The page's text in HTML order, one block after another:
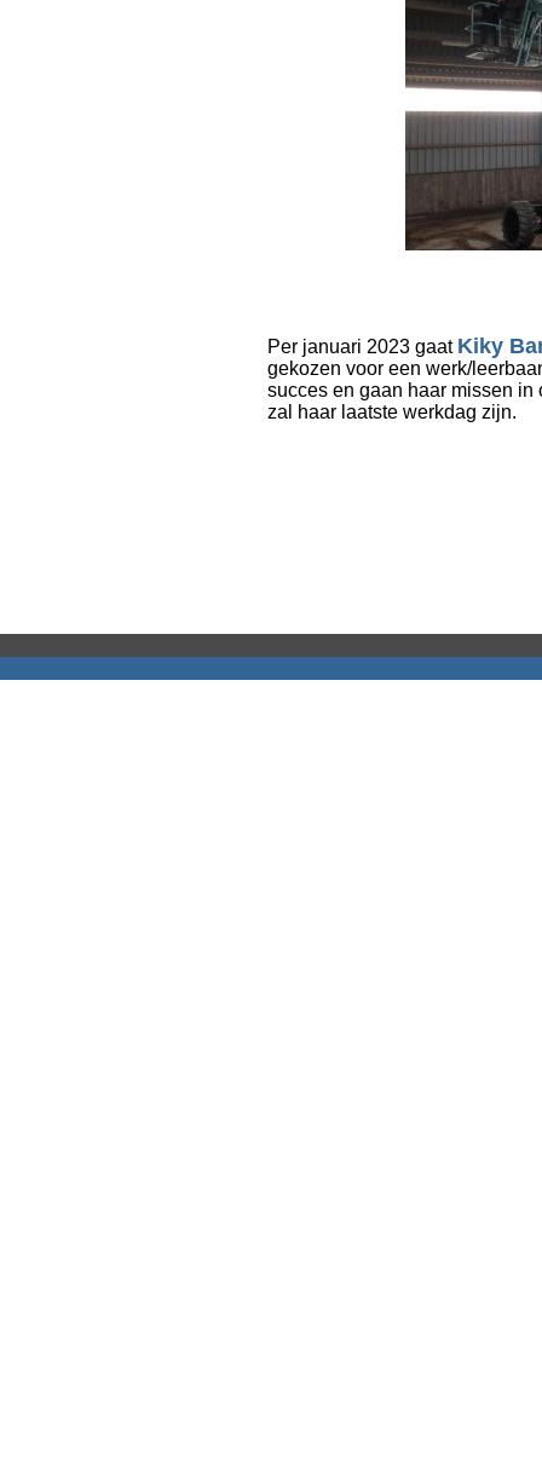
Per januari 2023 gaat Kiky
gekozen voor een werk/
succes en gaan haar missen
zal haar laatste werkdag zijn.